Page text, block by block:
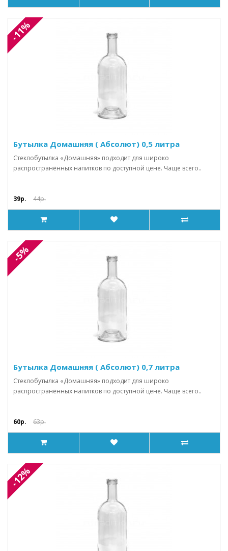
-11%
Бутылка Домашняя ( Абсолют) 0,5 литра
Стеклобутылка «Домашняя» подходит для широко
распространённых напитков по доступной цене. Чаще всего..
39р. 44р.
-5%
Бутылка Домашняя ( Абсолют) 0,7 литра
Стеклобутылка «Домашняя» подходит для широко
распространённых напитков по доступной цене. Чаще всего..
60р. 63р.
-12%